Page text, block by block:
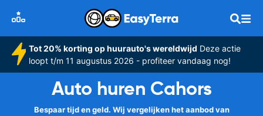
Tot 20% korting op huurauto's wereldwijd Deze actie
loopt t/m 11 augustus 2026 - profiteer vandaag nog!
Auto huren Cahors
Bespaar tijd en geld. Wij vergelijken het aanbod van